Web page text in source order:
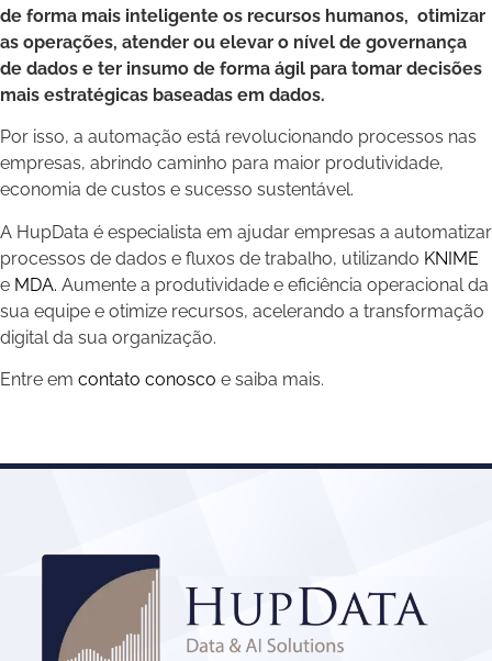
de forma mais inteligente os recursos humanos, otimizar
as operações, atender ou elevar o nível de governança
de dados e ter insumo de forma ágil para tomar decisões
mais estratégicas baseadas em dados.
Por isso, a automação está revolucionando processos nas
empresas, abrindo caminho para maior produtividade,
economia de custos e sucesso sustentável.
A HupData é especialista em ajudar empresas a automatizar
processos de dados e fluxos de trabalho, utilizando KNIME
e MDA. Aumente a produtividade e eficiência operacional da
sua equipe e otimize recursos, acelerando a transformação
digital da sua organização.
Entre em contato conosco e saiba mais.